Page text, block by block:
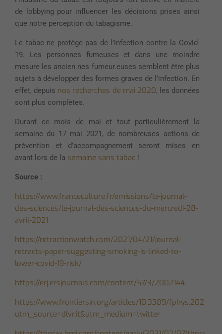
de lobbying pour influencer les décisions prises ainsi
que notre perception du tabagisme.
Le tabac ne protège pas de l’infection contre la Covid-
19. Les personnes fumeuses et dans une moindre
mesure les ancien.nes fumeur.euses semblent être plus
sujets à développer des formes graves de l’infection. En
effet, depuis nos recherches de mai 2020, les données
sont plus complètes.
Durant ce mois de mai et tout particulièrement la
semaine du 17 mai 2021, de nombreuses actions de
prévention et d’accompagnement seront mises en
avant lors de la semaine sans tabac !
Source :
https://www.franceculture.fr/emissions/le-journal-
des-sciences/le-journal-des-sciences-du-mercredi-28-
avril-2021
https://retractionwatch.com/2021/04/21/journal-
retracts-paper-suggesting-smoking-is-linked-to-
lower-covid-19-risk/
https://erj.ersjournals.com/content/57/3/2002144
https://www.frontiersin.org/articles/10.3389/
utm_source=dlvr.it&utm_medium=twitter